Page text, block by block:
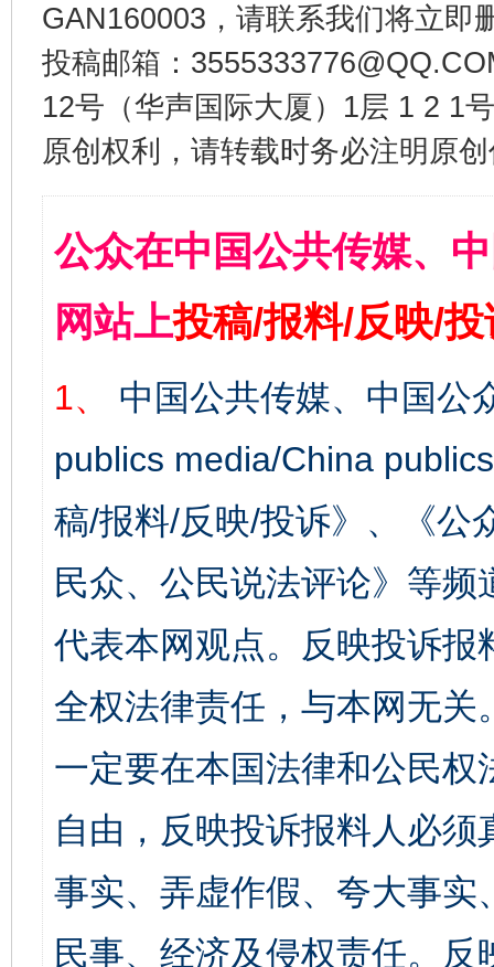
GAN160003，请联系我们将立即
投稿邮箱：
12号（华声国际大厦）1层 1 2 1
原创权利，请转载时务必注明原
公众在中国公共传媒、
网站上投稿/报料/反映/
1、
中国公共传媒、中国公
publics media/China
稿/报料/反映/投诉》、《公
民众、公民说法评论》等
代表本网观点。反映投诉
全权法律责任，与本网无
一定要在本国法律和公民
自由，反映投诉报料人必
事实、弄虚作假、夸大事
民事、经济及侵权责任。